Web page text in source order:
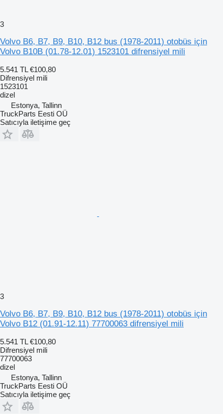
3
Volvo B6, B7, B9, B10, B12 bus (1978-2011) otobüs için
Volvo B10B (01.78-12.01) 1523101 difrensiyel mili
5.541 TL €100,80
Difrensiyel mili
1523101
dizel
Estonya, Tallinn
TruckParts Eesti OÜ
Satıcıyla iletişime geç
3
Volvo B6, B7, B9, B10, B12 bus (1978-2011) otobüs için
Volvo B12 (01.91-12.11) 77700063 difrensiyel mili
5.541 TL €100,80
Difrensiyel mili
77700063
dizel
Estonya, Tallinn
TruckParts Eesti OÜ
Satıcıyla iletişime geç